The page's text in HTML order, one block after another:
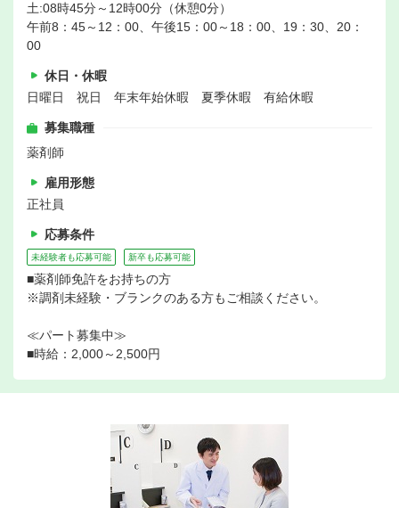
土:08時45分～12時00分（休憩0分）
午前8：45～12：00、午後15：00～18：00、19：30、20：
00
休日・休暇
日曜日 祝日 年末年始休暇 夏季休暇 有給休暇
募集職種
薬剤師
雇用形態
正社員
応募条件
未経験者も応募可能 新卒も応募可能
■薬剤師免許をお持ちの方
※調剤未経験・ブランクのある方もご相談ください。
≪パート募集中≫
■時給：2,000～2,500円